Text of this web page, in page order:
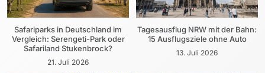
Safariparks in Deutschland im
Vergleich: Serengeti-Park oder
Safariland Stukenbrock?
21. Juli 2026
Tagesausflug NRW mit der Bahn:
15 Ausflugsziele ohne Auto
13. Juli 2026